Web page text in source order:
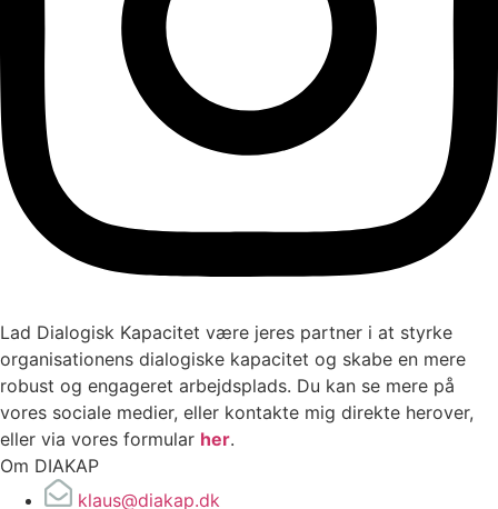
Lad Dialogisk Kapacitet være jeres partner i at styrke
organisationens dialogiske kapacitet og skabe en mere
robust og engageret arbejdsplads. Du kan se mere på
vores sociale medier, eller kontakte mig direkte herover,
eller via vores formular her.
Om DIAKAP
klaus@diakap.dk